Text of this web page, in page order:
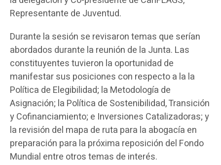
Representante de Juventud.
Durante la sesión se revisaron temas que serían
abordados durante la reunión de la Junta. Las
constituyentes tuvieron la oportunidad de
manifestar sus posiciones con respecto a la la
Política de Elegibilidad; la Metodología de
Asignación; la Política de Sostenibilidad, Transición
y Cofinanciamiento; e Inversiones Catalizadoras; y
la revisión del mapa de ruta para la abogacía en
preparación para la próxima reposición del Fondo
Mundial entre otros temas de interés.